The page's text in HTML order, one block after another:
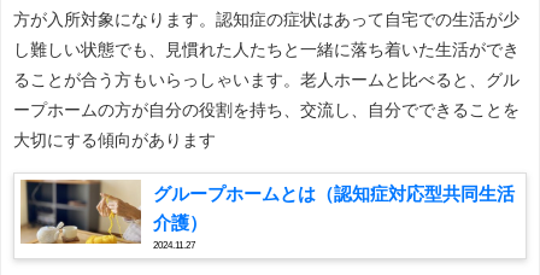
方が入所対象になります。認知症の症状はあって自宅での生活が少
し難しい状態でも、見慣れた人たちと一緒に落ち着いた生活ができ
ることが合う方もいらっしゃいます。老人ホームと比べると、グル
ープホームの方が自分の役割を持ち、交流し、自分でできることを
大切にする傾向があります
グループホームとは（認知症対応型共同生活
介護）
2024.11.27